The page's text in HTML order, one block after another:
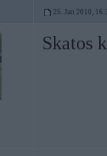
25. Jan 2010,
Skatos